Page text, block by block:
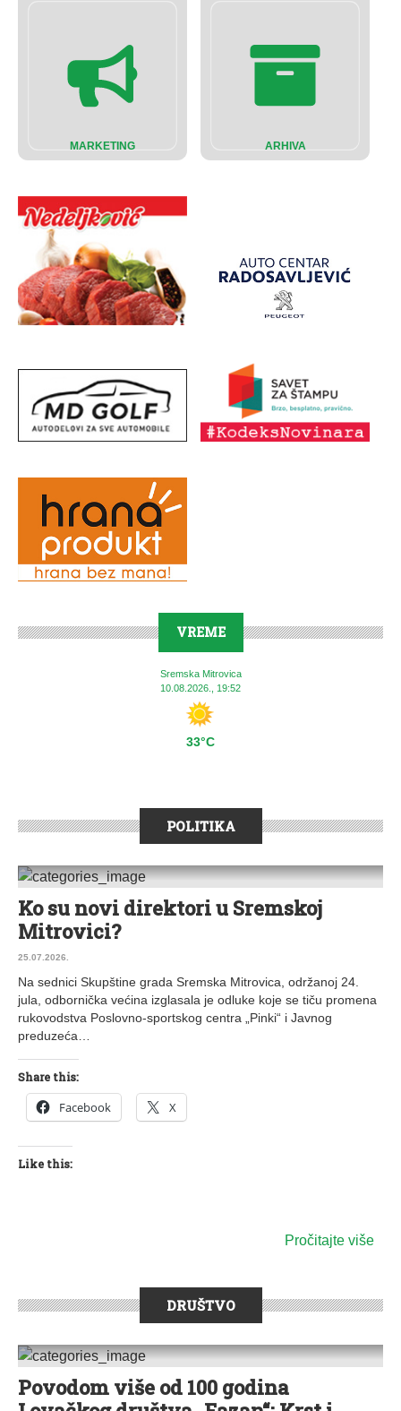
MARKETING ARHIVA
VREME
Sremska Mitrovica
10.08.2026., 19:52
33°C
POLITIKA
0 KOMENTARA
Ko su novi direktori u Sremskoj
Mitrovici?
25.07.2026.
Na sednici Skupštine grada Sremska Mitrovica, održanoj 24.
jula, odbornička većina izglasala je odluke koje se tiču promena
rukovodstva Poslovno-sportskog centra „Pinki“ i Javnog
preduzeća…
Share this:
Facebook X
Like this:
Pročitajte više
DRUŠTVO
0 KOMENTARA
Povodom više od 100 godina